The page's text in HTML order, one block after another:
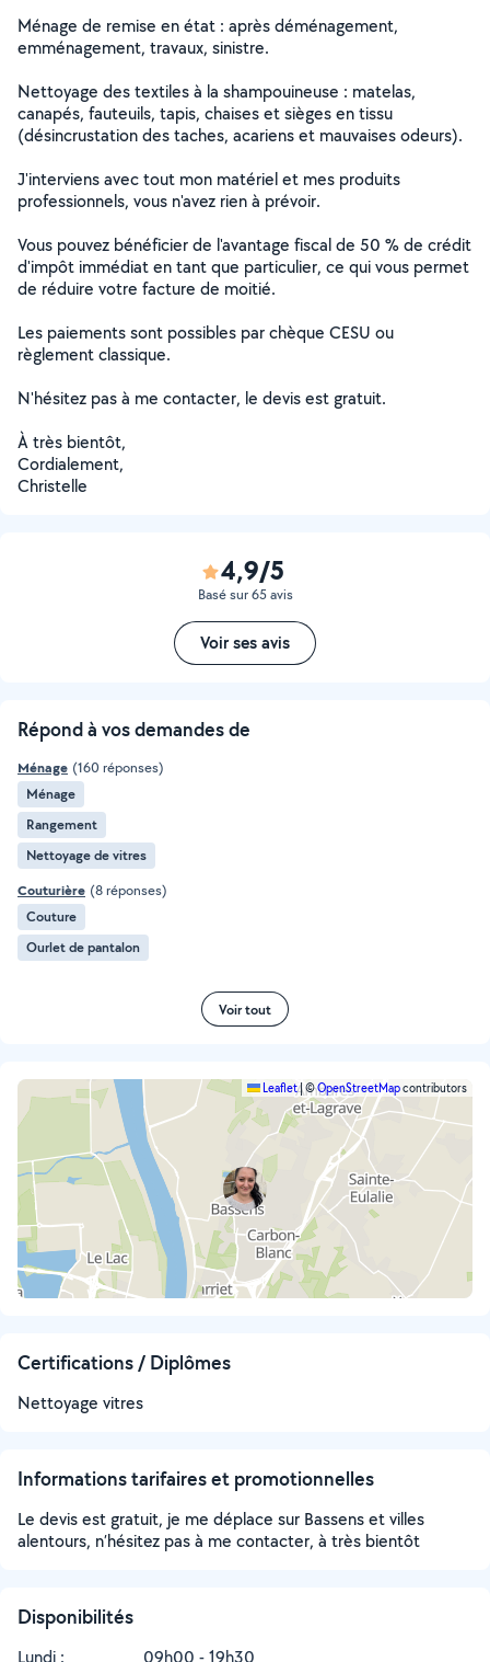
Ménage de remise en état : après déménagement,
emménagement, travaux, sinistre.
Nettoyage des textiles à la shampouineuse : matelas,
canapés, fauteuils, tapis, chaises et sièges en tissu
(désincrustation des taches, acariens et mauvaises odeurs).
J'interviens avec tout mon matériel et mes produits
professionnels, vous n'avez rien à prévoir.
Vous pouvez bénéficier de l'avantage fiscal de 50 % de crédit
d'impôt immédiat en tant que particulier, ce qui vous permet
de réduire votre facture de moitié.
Les paiements sont possibles par chèque CESU ou
règlement classique.
N'hésitez pas à me contacter, le devis est gratuit.
À très bientôt,
Cordialement,
Christelle
4,9/5
Basé sur 65 avis
Voir ses avis
Répond à vos demandes de
Ménage (160 réponses)
Ménage
Rangement
Nettoyage de vitres
Couturière (8 réponses)
Couture
Ourlet de pantalon
Voir tout
Leaflet|©OpenStreetMapcontributors
Certifications / Diplômes
Nettoyage vitres
Informations tarifaires et promotionnelles
Le devis est gratuit, je me déplace sur Bassens et villes
alentours, n’hésitez pas à me contacter, à très bientôt
Disponibilités
Lundi : 09h00 - 19h30